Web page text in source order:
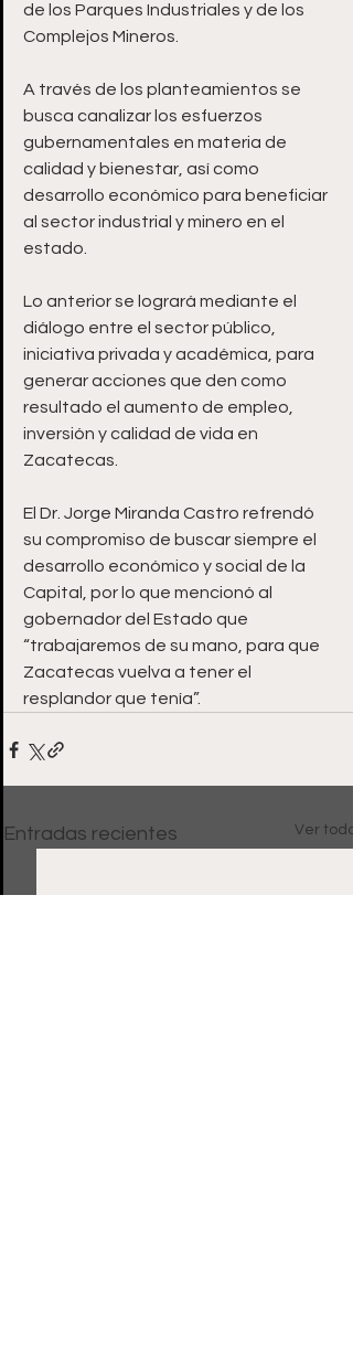
de los Parques Industriales y de los
Complejos Mineros.
A través de los planteamientos se
busca canalizar los esfuerzos
gubernamentales en materia de
calidad y bienestar, así como
desarrollo económico para beneficiar
al sector industrial y minero en el
estado.
Lo anterior se logrará mediante el
diálogo entre el sector público,
iniciativa privada y académica, para
generar acciones que den como
resultado el aumento de empleo,
inversión y calidad de vida en
Zacatecas.
El Dr. Jorge Miranda Castro refrendó
su compromiso de buscar siempre el
desarrollo económico y social de la
Capital, por lo que mencionó al
gobernador del Estado que
“trabajaremos de su mano, para que
Zacatecas vuelva a tener el
resplandor que tenía”.
Entradas recientes Ver todo